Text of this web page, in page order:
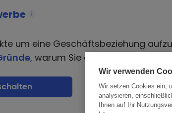
i
um eine Geschäftsbeziehung
, warum Sie diese Chance
Wir verwenden
Wir setzen Cookies ein,
analysieren,
Ihnen auf Ihr